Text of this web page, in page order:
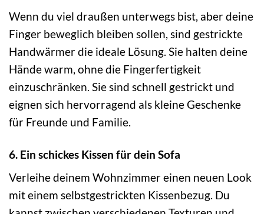
Wenn du viel draußen unterwegs bist, aber deine
Finger beweglich bleiben sollen, sind gestrickte
Handwärmer die ideale Lösung. Sie halten deine
Hände warm, ohne die Fingerfertigkeit
einzuschränken. Sie sind schnell gestrickt und
eignen sich hervorragend als kleine Geschenke
für Freunde und Familie.
6. Ein schickes Kissen für dein Sofa
Verleihe deinem Wohnzimmer einen neuen Look
mit einem selbstgestrickten Kissenbezug. Du